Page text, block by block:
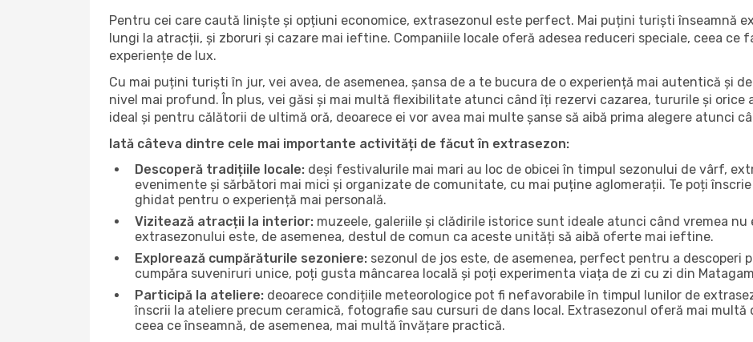
Pentru cei care caută liniște și opțiuni economice, extrasezonul este perfect. Mai puțini turiști înseamnă
lungi la atracții, și zboruri și cazare mai ieftine. Companiile locale oferă adesea reduceri speciale, ceea ce
experiențe de lux.
Cu mai puțini turiști în jur, vei avea, de asemenea, șansa de a te bucura de o experiență mai autentică și
nivel mai profund. În plus, vei găsi și mai multă flexibilitate atunci când îți rezervi cazarea, tururile și
ideal și pentru călătorii de ultimă oră, deoarece ei vor avea mai multe șanse să aibă prima alegere atunci
Iată câteva dintre cele mai importante activități de făcut în extrasezon:
Descoperă tradițiile locale: deși festivalurile mai mari au loc de obicei în timpul sezonului de vârf,
evenimente și sărbători mai mici și organizate de comunitate, cu mai puține aglomerații. Te poți
ghidat pentru o experiență mai personală.
Vizitează atracții la interior: muzeele, galeriile și clădirile istorice sunt ideale atunci când vremea
extrasezonului este, de asemenea, destul de comun ca aceste unități să aibă oferte mai ieftine.
Explorează cumpărăturile sezoniere: sezonul de jos este, de asemenea, perfect pentru a descoperi
cumpăra suveniruri unice, poți gusta mâncarea locală și poți experimenta viața de zi cu zi din
Participă la ateliere: deoarece condițiile meteorologice pot fi nefavorabile în timpul lunilor de
înscrii la ateliere precum ceramică, fotografie sau cursuri de dans local. Extrasezonul oferă mai
ceea ce înseamnă, de asemenea, mai multă învățare practică.